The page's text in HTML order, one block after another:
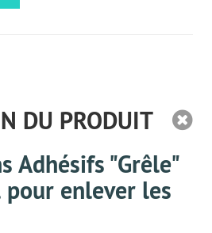
DU PRODUIT
Adhésifs "Grêle"
enlever les